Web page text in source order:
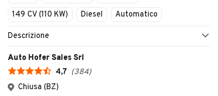
149 CV (110 KW)
Diesel Automatico
Descrizione
Auto Hofer Sales Srl
4,7 (384)
Chiusa (BZ)